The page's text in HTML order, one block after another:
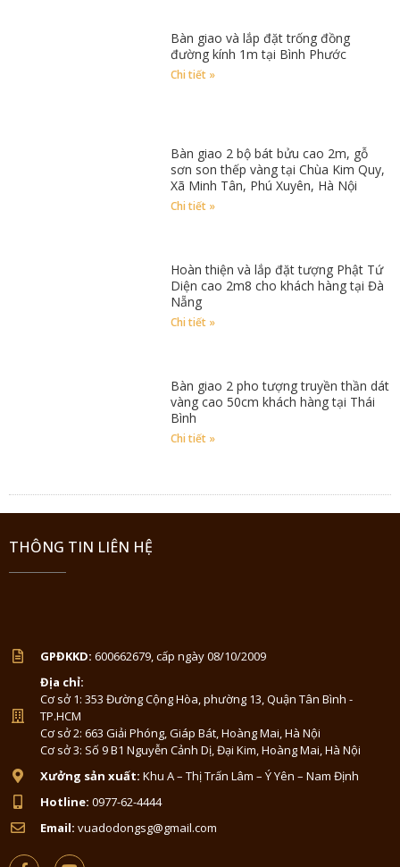
Bàn giao và lắp đặt trống đồng
đường kính 1m tại Bình Phước
Chi tiết »
Bàn giao 2 bộ bát bửu cao 2m, gỗ
sơn son thếp vàng tại Chùa Kim Quy,
Xã Minh Tân, Phú Xuyên, Hà Nội
Chi tiết »
Hoàn thiện và lắp đặt tượng Phật Tứ
Diện cao 2m8 cho khách hàng tại Đà
Nẵng
Chi tiết »
Bàn giao 2 pho tượng truyền thần dát
vàng cao 50cm khách hàng tại Thái
Bình
Chi tiết »
THÔNG TIN LIÊN HỆ
GPĐKKD: 600662679, cấp ngày 08/10/2009
Địa chỉ:
Cơ sở 1: 353 Đường Cộng Hòa, phường 13, Quận Tân Bình -
TP.HCM
Cơ sở 2: 663 Giải Phóng, Giáp Bát, Hoàng Mai, Hà Nội
Cơ sở 3: Số 9 B1 Nguyễn Cảnh Dị, Đại Kim, Hoàng Mai, Hà Nội
Xưởng sản xuất: Khu A – Thị Trấn Lâm – Ý Yên – Nam Định
Hotline: 0977-62-4444
Email: vuadodongsg@gmail.com